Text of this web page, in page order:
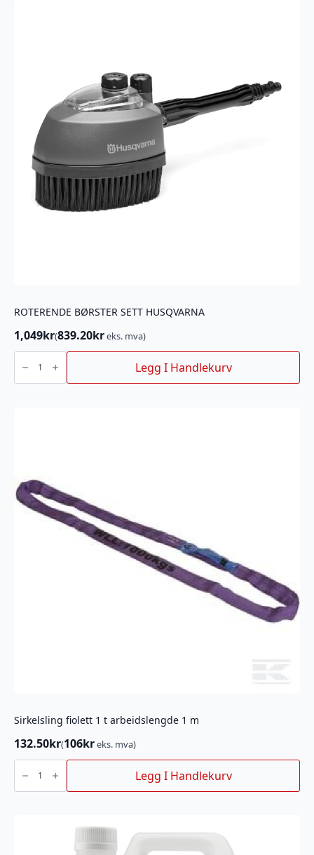
ROTERENDE BØRSTER SETT HUSQVARNA
1,049kr(839.20kreks. mva)
ROTERENDE
BØRSTER
SETT
HUSQVARNA
Legg I Handlekurv
Sirkelsling fiolett 1 t arbeidslengde 1 m
132.50kr(106kreks. mva)
Sirkelsling
t
Legg I Handlekurv